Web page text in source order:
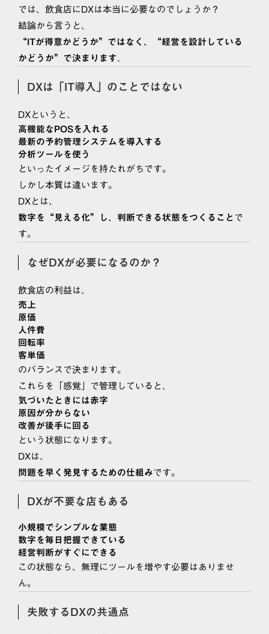
では、飲食店にDXは本当に必要なのでしょうか？
結論から言うと、
“ITが得意かどうか”ではなく、“経営を設計している
かどうか”で決まります。
DXは「IT導入」のことではない
DXというと、
高機能なPOSを入れる
最新の予約管理システムを導入する
分析ツールを使う
といったイメージを持たれがちです。
しかし本質は違います。
DXとは、
数字を“見える化”し、判断できる状態をつくること で
す。
なぜDXが必要になるのか？
飲食店の利益は、
売上
原価
人件費
回転率
客単価
のバランスで決まります。
これらを「感覚」で管理していると、
気づいたときには赤字
原因が分からない
改善が後手に回る
という状態になります。
DXは、
問題を早く発見するための仕組み です。
DXが不要な店もある
小規模でシンプルな業態
数字を毎日把握できている
経営判断がすぐにできる
この状態なら、無理にツールを増やす必要はありませ
ん。
失敗するDXの共通点